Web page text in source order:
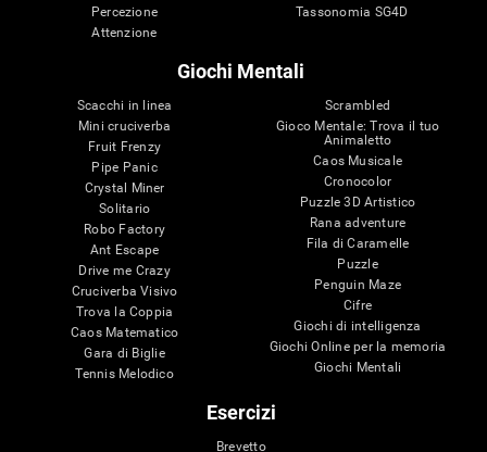
Percezione
Attenzione
Tassonomia SG4D
Giochi Mentali
Scacchi in linea
Mini cruciverba
Fruit Frenzy
Pipe Panic
Crystal Miner
Solitario
Robo Factory
Ant Escape
Drive me Crazy
Cruciverba Visivo
Trova la Coppia
Caos Matematico
Gara di Biglie
Tennis Melodico
Scrambled
Gioco Mentale: Trova il tuo
Animaletto
Caos Musicale
Cronocolor
Puzzle 3D Artistico
Rana adventure
Fila di Caramelle
Puzzle
Penguin Maze
Cifre
Giochi di intelligenza
Giochi Online per la memoria
Giochi Mentali
Esercizi
Brevetto